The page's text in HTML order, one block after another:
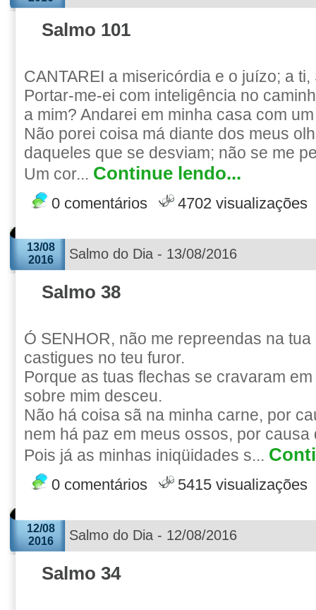
Salmo 101
CANTAREI a misericórdia e o juízo; a
Portar-me-ei com inteligência no
a mim? Andarei em minha casa com
Não porei coisa má diante dos meus
daqueles que se desviam; não se me
Um cor... Continue lendo...
0 comentários 4702 visualizações
13/08
2016
Salmo do Dia - 13/08/2016
Salmo 38
Ó SENHOR, não me repreendas na tua
castigues no teu furor.
Porque as tuas flechas se cravaram
sobre mim desceu.
Não há coisa sã na minha carne, por
nem há paz em meus ossos, por causa
Pois já as minhas iniqüidades s...
0 comentários 5415 visualizações
12/08
2016
Salmo do Dia - 12/08/2016
Salmo 34